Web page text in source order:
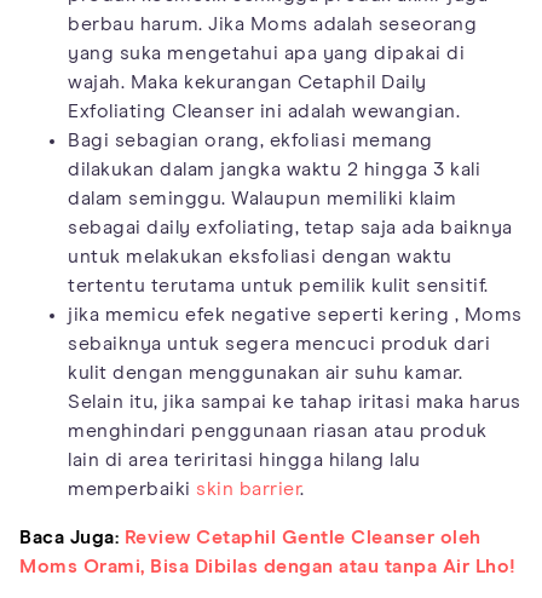
berbau harum. Jika Moms adalah seseorang
yang suka mengetahui apa yang dipakai di
wajah. Maka kekurangan Cetaphil Daily
Exfoliating Cleanser ini adalah wewangian.
Bagi sebagian orang, ekfoliasi memang
dilakukan dalam jangka waktu 2 hingga 3 kali
dalam seminggu. Walaupun memiliki klaim
sebagai daily exfoliating, tetap saja ada baiknya
untuk melakukan eksfoliasi dengan waktu
tertentu terutama untuk pemilik kulit sensitif.
jika memicu efek negative seperti kering , Moms
sebaiknya untuk segera mencuci produk dari
kulit dengan menggunakan air suhu kamar.
Selain itu, jika sampai ke tahap iritasi maka harus
menghindari penggunaan riasan atau produk
lain di area teriritasi hingga hilang lalu
memperbaiki skin barrier.
Baca Juga: Review Cetaphil Gentle Cleanser oleh
Moms Orami, Bisa Dibilas dengan atau tanpa Air Lho!